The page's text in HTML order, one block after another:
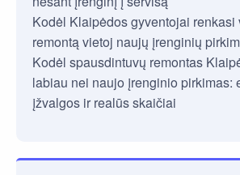
Kodėl Klaipėdos gyventojai renkasi
remontą vietoj naujų įrenginių
Kodėl spausdintuvų remontas
labiau nei naujo įrenginio pirkimas:
įžvalgos ir realūs skaičiai